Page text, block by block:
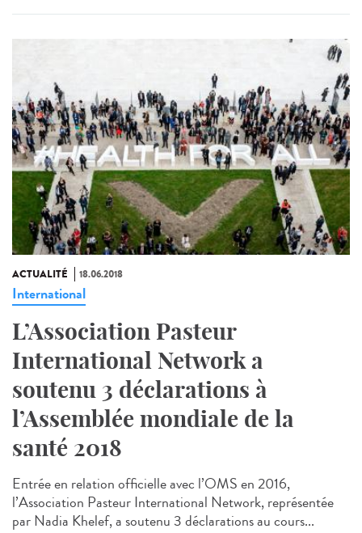
ACTUALITÉ 18.06.2018
International
L’Association Pasteur
International Network a
soutenu 3 déclarations à
l’Assemblée mondiale de la
santé 2018
Entrée en relation officielle avec l’OMS en 2016,
l’Association Pasteur International Network, représentée
par Nadia Khelef, a soutenu 3 déclarations au cours...